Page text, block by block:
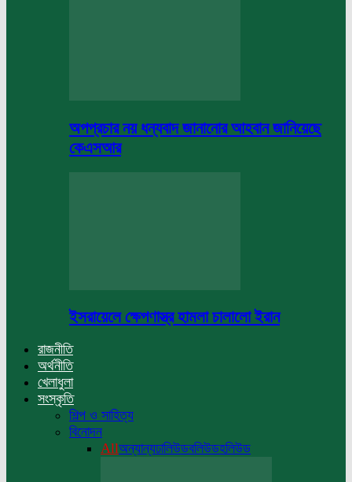
অপপ্রচার নয় ধন্যবাদ জানানোর আহবান জানিয়েছে
কেএসআর
ইসরায়েলে ক্ষেপণাস্ত্র হামলা চালালো ইরান
রাজনীতি
অর্থনীতি
খেলাধুলা
সংস্কৃতি
শিল্প ও সাহিত্য
বিনোদন
Allঅন্যান্যঢালিউডবলিউডহলিউড